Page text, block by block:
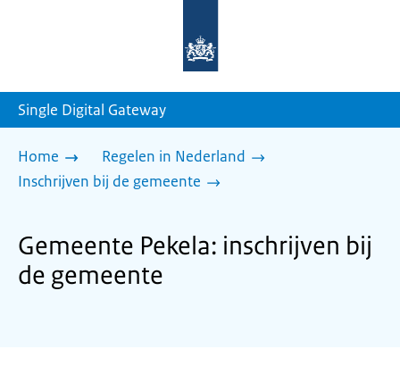
homepage
Single Digital Gateway
Home
Regelen in Nederland
Inschrijven bij de gemeente
Gemeente Pekela: inschrijven bij
de gemeente